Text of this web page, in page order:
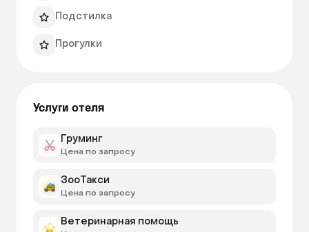
Подстилка
Прогулки
Услуги отеля
Груминг
Цена по запросу
ЗооТакси
Цена по запросу
Ветеринарная помощь